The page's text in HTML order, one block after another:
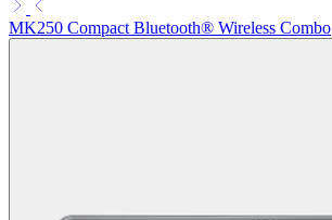
MK250 Compact Bluetooth® Wireless Combo